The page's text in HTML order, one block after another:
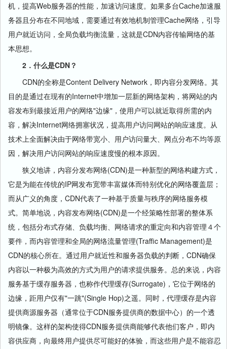
机，提高Web服务器的性能，加速访问速度。如果多台Cache加速服
务器且分布在不同地域，需要通过有效地机制管理Cache网络，引导
用户就近访问，全局负载均衡流量，这就是CDN内容传输网络的基
本思想。
2．什么是CDN？
CDN的全称是Content Delivery Network，即内容分发网络。其
目的是通过在现有的Internet中增加一层新的网络架构，将网站的内
容发布到最接近用户的网络"边缘"，使用户可以就近取得所需的内
容，解决Internet网络拥塞状况，提高用户访问网站的响应速度。从
技术上全面解决由于网络带宽小、用户访问量大、网点分布不均等原
因，解决用户访问网站的响应速度慢的根本原因。
狭义地讲，内容分发布网络(CDN)是一种新型的网络构建方式，
它是为能在传统的IP网发布宽带丰富媒体而特别优化的网络覆盖层；
而从广义的角度，CDN代表了一种基于质量与秩序的网络服务模
式。简单地说，内容发布网络(CDN)是一个经策略性部署的整体系
统，包括分布式存储、负载均衡、网络请求的重定向和内容管理４个
要件，而内容管理和全局的网络流量管理(Traffic Management)是
CDN的核心所在。通过用户就近性和服务器负载的判断，CDN确保
内容以一种极为高效的方式为用户的请求提供服务。总的来说，内容
服务基于缓存服务器，也称作代理缓存(Surrogate)，它位于网络的
边缘，距用户仅有"一跳"(Single Hop)之遥。同时，代理缓存是内容
提供商源服务器（通常位于CDN服务提供商的数据中心）的一个透
明镜像。这样的架构使得CDN服务提供商能够代表他们客户，即内
容供应商，向最终用户提供尽可能好的体验，而这些用户是不能容忍